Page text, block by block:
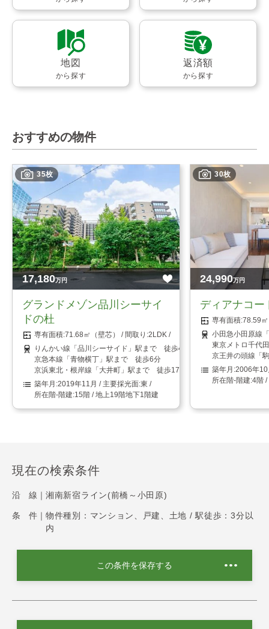
地図
から探す
返済額
から探す
おすすめの物件
35枚
17,180万円
グランドメゾン品川シーサイ
ドの杜
71.68㎡（壁芯）
2LDK
りんかい線「品川シーサイド」駅まで 徒歩4分
京急本線「青物横丁」駅まで 徒歩6分
京浜東北・根岸線「大井町」駅まで 徒歩17分
2019年11月
東
15階 / 地上19階地下1階建
30枚
24,990万円
ディアナコー
78.59
小田急小田原線
東京メトロ千代
京王井の頭線「
2006年10
4階 /
現在の検索条件
沿 線｜ 湘南新宿ライン(前橋～小田原)
条 件｜ 物件種別：マンション、戸建、土地 / 駅徒歩：3分以
内
この条件を保存する